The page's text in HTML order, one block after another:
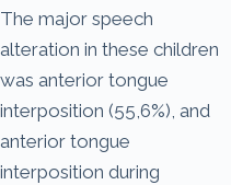
The major speech
alteration in these children
was anterior tongue
interposition (55,6%), and
anterior tongue
interposition during